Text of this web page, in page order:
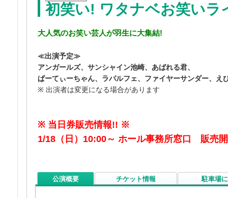
初笑い! ワタナベお笑いラ
大人気のお笑い芸人が羽生に大集結!
≪出演予定≫
アンガールズ、サンシャイン池崎、あばれる君、
ぱーてぃーちゃん、ラパルフェ、ファイヤーサンダー、え
※ 出演者は変更になる場合があります
※ 当日券販売情報!! ※
1/18（日）10:00～ ホール事務所窓口 販売
公演概要 チケット情報 駐車場